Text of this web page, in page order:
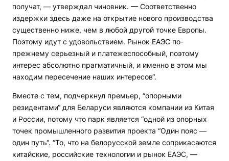
получат, — утверждал чиновник. — Соответственно
издержки здесь даже на открытие нового производства
существенно ниже, чем в любой другой точке Европы.
Поэтому идут с удовольствием. Рынок ЕАЭС по-
прежнему серьезный и платежеспособный, поэтому
интерес абсолютно прагматичный, и именно в этом мы
находим пересечение наших интересов“.
Вместе с тем, подчеркнул премьер, “опорными
резидентами“ для Беларуси являются компании из Китая
и России, потому что парк является “одной из опорных
точек промышленного развития проекта “Один пояс —
один путь“. “То, что на белорусской земле соприкасаются
китайские, российские технологии и рынок ЕАЭС, —